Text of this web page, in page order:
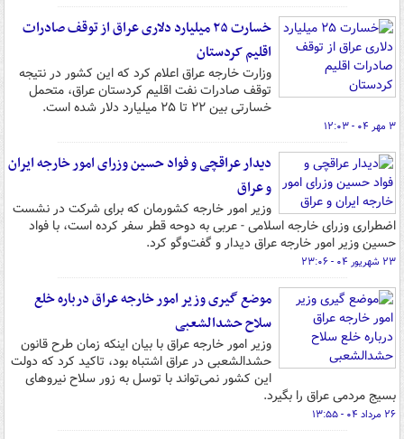
خسارت ۲۵ میلیارد دلاری عراق از توقف صادرات
اقلیم کردستان
وزارت خارجه عراق اعلام کرد که این کشور در نتیجه
توقف صادرات نفت اقلیم کردستان عراق، متحمل
خسارتی بین ۲۲ تا ۲۵ میلیارد دلار شده است.
۳ مهر ۰۴ - ۱۲:۰۳
دیدار عراقچی و فواد حسین وزرای امور خارجه ایران
و عراق
وزیر امور خارجه کشورمان که برای شرکت در نشست
اضطراری وزرای خارجه اسلامی - عربی به دوحه قطر سفر کرده است، با فواد
حسین وزیر امور خارجه عراق دیدار و گفت‌وگو کرد.
۲۳ شهریور ۰۴ - ۲۳:۰۶
موضع گیری وزیر امور خارجه عراق درباره خلع
سلاح حشدالشعبی
وزیر امور خارجه عراق با بیان اینکه زمان طرح قانون
حشدالشعبی در عراق اشتباه بود، تاکید کرد که دولت
این کشور نمی‌تواند با توسل به زور سلاح نیروهای
بسیج مردمی عراق را بگیرد.
۲۶ مرداد ۰۴ - ۱۳:۵۵